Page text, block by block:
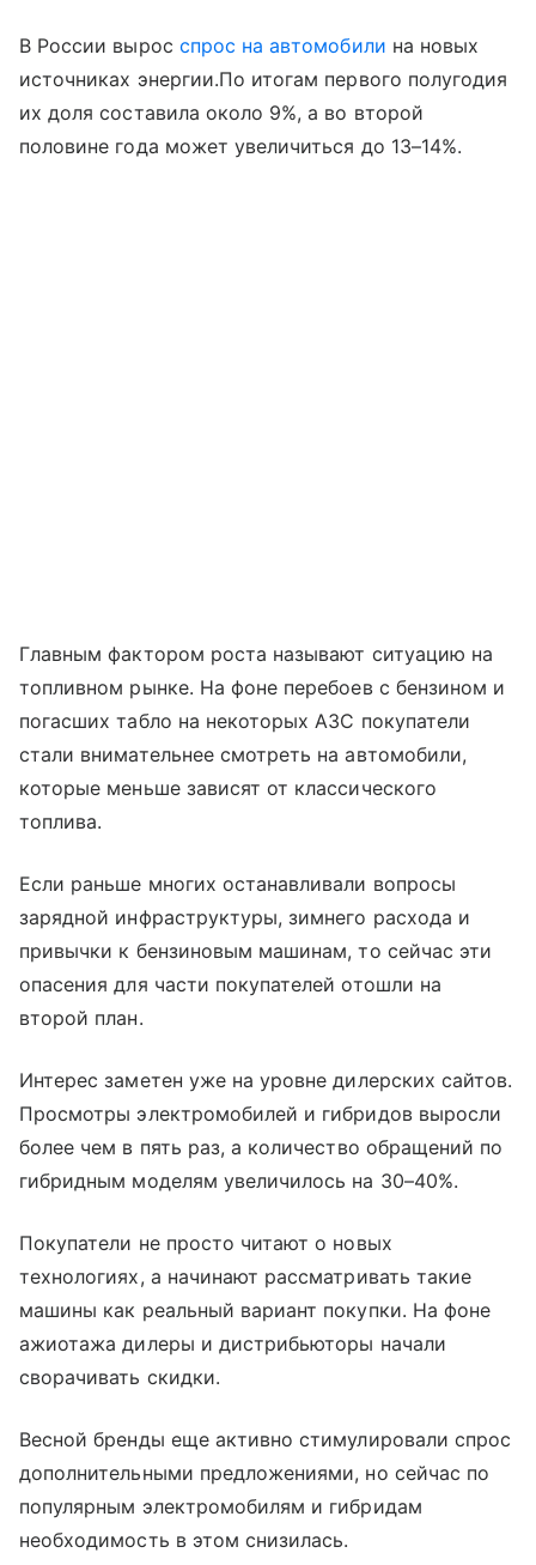
В России вырос спрос на автомобили на новых
источниках энергии.По итогам первого полугодия
их доля составила около 9%, а во второй
половине года может увеличиться до 13–14%.
Главным фактором роста называют ситуацию на
топливном рынке. На фоне перебоев с бензином и
погасших табло на некоторых АЗС покупатели
стали внимательнее смотреть на автомобили,
которые меньше зависят от классического
топлива.
Если раньше многих останавливали вопросы
зарядной инфраструктуры, зимнего расхода и
привычки к бензиновым машинам, то сейчас эти
опасения для части покупателей отошли на
второй план.
Интерес заметен уже на уровне дилерских сайтов.
Просмотры электромобилей и гибридов выросли
более чем в пять раз, а количество обращений по
гибридным моделям увеличилось на 30–40%.
Покупатели не просто читают о новых
технологиях, а начинают рассматривать такие
машины как реальный вариант покупки. На фоне
ажиотажа дилеры и дистрибьюторы начали
сворачивать скидки.
Весной бренды еще активно стимулировали спрос
дополнительными предложениями, но сейчас по
популярным электромобилям и гибридам
необходимость в этом снизилась.